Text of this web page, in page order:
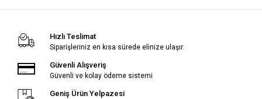
Hızlı Teslimat
Siparişleriniz en kısa sürede elinize ulaşır.
Güvenli Alışveriş
Güvenli ve kolay ödeme sistemi
Geniş Ürün Yelpazesi